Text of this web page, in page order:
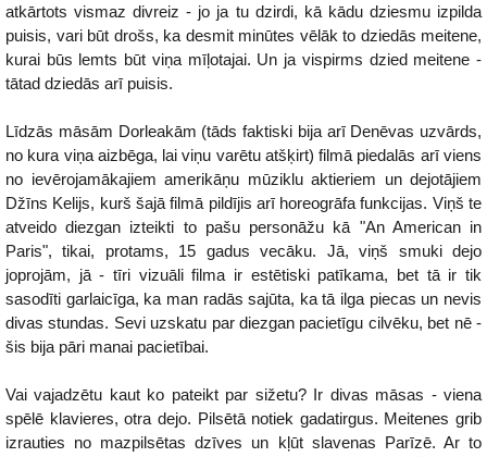
atkārtots vismaz divreiz - jo ja tu dzirdi, kā kādu dziesmu izpilda
puisis, vari būt drošs, ka desmit minūtes vēlāk to dziedās meitene,
kurai būs lemts būt viņa mīļotajai. Un ja vispirms dzied meitene -
tātad dziedās arī puisis.
Līdzās māsām Dorleakām (tāds faktiski bija arī Denēvas uzvārds,
no kura viņa aizbēga, lai viņu varētu atšķirt) filmā piedalās arī viens
no ievērojamākajiem amerikāņu mūziklu aktieriem un dejotājiem
Džīns Kelijs, kurš šajā filmā pildījis arī horeogrāfa funkcijas. Viņš te
atveido diezgan izteikti to pašu personāžu kā "An American in
Paris", tikai, protams, 15 gadus vecāku. Jā, viņš smuki dejo
joprojām, jā - tīri vizuāli filma ir estētiski patīkama, bet tā ir tik
sasodīti garlaicīga, ka man radās sajūta, ka tā ilga piecas un nevis
divas stundas. Sevi uzskatu par diezgan pacietīgu cilvēku, bet nē -
šis bija pāri manai pacietībai.
Vai vajadzētu kaut ko pateikt par sižetu? Ir divas māsas - viena
spēlē klavieres, otra dejo. Pilsētā notiek gadatirgus. Meitenes grib
izrauties no mazpilsētas dzīves un kļūt slavenas Parīzē. Ar to